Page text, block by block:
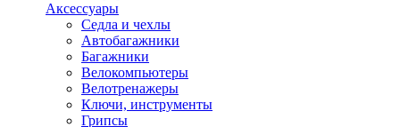
Аксессуары
Седла и чехлы
Автобагажники
Багажники
Велокомпьютеры
Велотренажеры
Ключи, инструменты
Грипсы